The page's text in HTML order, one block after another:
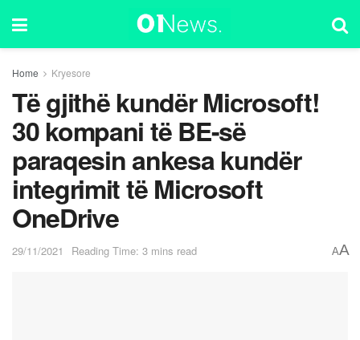
Home Kryesore
Të gjithë kundër Microsoft!
30 kompani të BE-së
paraqesin ankesa kundër
integrimit të Microsoft
OneDrive
29/11/2021 Reading Time: 3 mins read AA